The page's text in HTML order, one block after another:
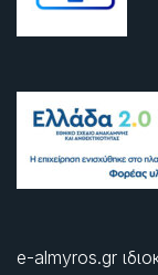
e-almyros.gr